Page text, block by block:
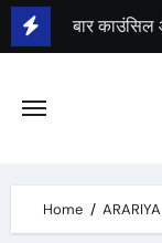
Skip
to
बार काउंसिल
भीम सेना का
Home